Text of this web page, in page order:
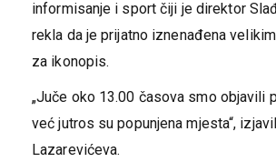
informisanje i sport čiji je direktor
rekla da je prijatno iznenađena
za ikonopis.
„Juče oko 13.00 časova smo objavili
već jutros su popunjena mjesta“,
Lazarevićeva.